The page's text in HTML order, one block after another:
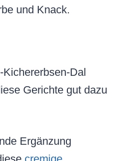
und Knack.
Dal
Gerichte gut dazu
Ergänzung